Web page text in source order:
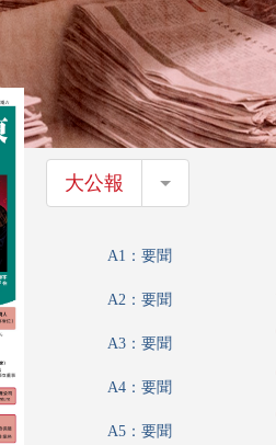
大公報 大公報
A1：要聞
A2：要聞
A3：要聞
A4：要聞
A5：要聞